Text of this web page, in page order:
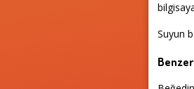
Suyun